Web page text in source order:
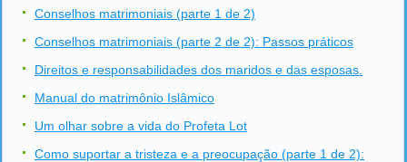
Conselhos matrimoniais (parte 1 de 2)
Conselhos matrimoniais (parte 2 de 2): Passos práticos
Direitos e responsabilidades dos maridos e das esposas.
Manual do matrimônio Islâmico
Um olhar sobre a vida do Profeta Lot
Como suportar a tristeza e a preocupação (parte 1 de 2):